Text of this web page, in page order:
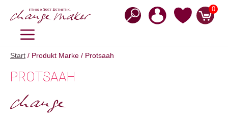
Inhalt
0
MENÜ
Start / Produkt Marke / Protsaah
PROTSAAH